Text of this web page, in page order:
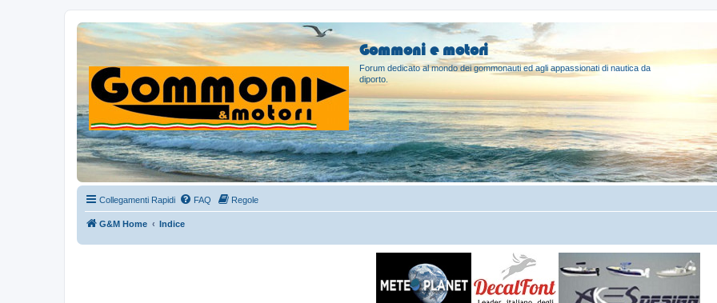
Gommoni e motori
Forum dedicato al mondo dei gommonauti ed agli appassionati di nautica da
diporto.
Collegamenti Rapidi FAQ Regole
G&M Home Indice